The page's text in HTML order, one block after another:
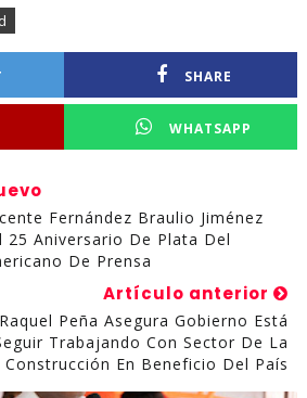
SHARE
WHATSAPP
Fernández Braulio Jiménez
25 Aniversario De Plata Del
De Prensa
Artículo anterior
Peña Asegura Gobierno Está
Trabajando Con Sector De La
Construcción En Beneficio Del País